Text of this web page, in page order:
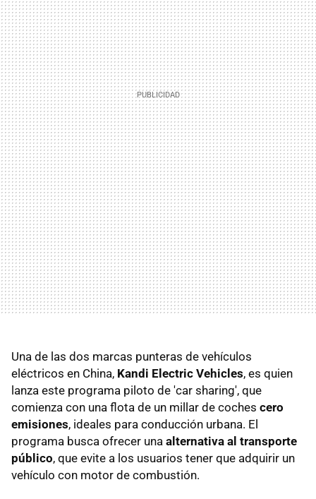
Una de las dos marcas punteras de vehículos
eléctricos en China, Kandi Electric Vehicles, es quien
lanza este programa piloto de 'car sharing', que
comienza con una flota de un millar de coches cero
emisiones, ideales para conducción urbana. El
programa busca ofrecer una alternativa al transporte
público, que evite a los usuarios tener que adquirir un
vehículo con motor de combustión.